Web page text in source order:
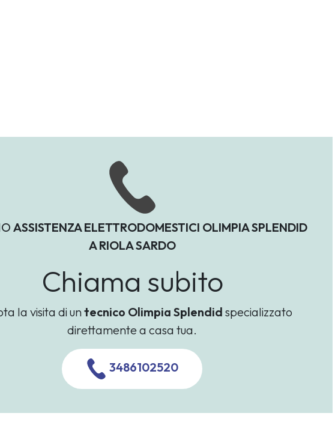
ASSISTENZA ELETTRODOMESTICI OLIMPIA SPLENDID
A RIOLA SARDO
Chiama subito
la visita di untecnico Olimpia Splendid specializzato
direttamente a casa tua.
3486102520